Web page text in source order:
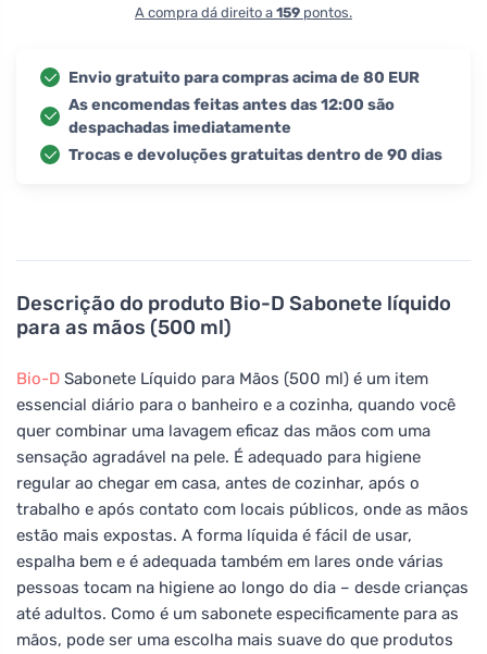
Descrição do produto Bio-D Sabonete líquido
para as mãos (500 ml)
Bio-D Sabonete Líquido para Mãos (500 ml) é um item
essencial diário para o banheiro e a cozinha, quando você
quer combinar uma lavagem eficaz das mãos com uma
sensação agradável na pele. É adequado para higiene
regular ao chegar em casa, antes de cozinhar, após o
trabalho e após contato com locais públicos, onde as mãos
estão mais expostas. A forma líquida é fácil de usar,
espalha bem e é adequada também em lares onde várias
pessoas tocam na higiene ao longo do dia – desde crianças
até adultos. Como é um sabonete especificamente para as
mãos, pode ser uma escolha mais suave do que produtos
A compra dá direito a 159 pontos.
Envio gratuito para compras acima de 80 EUR
As encomendas feitas antes das 12:00 são
despachadas imediatamente
Trocas e devoluções gratuitas dentro de 90 dias